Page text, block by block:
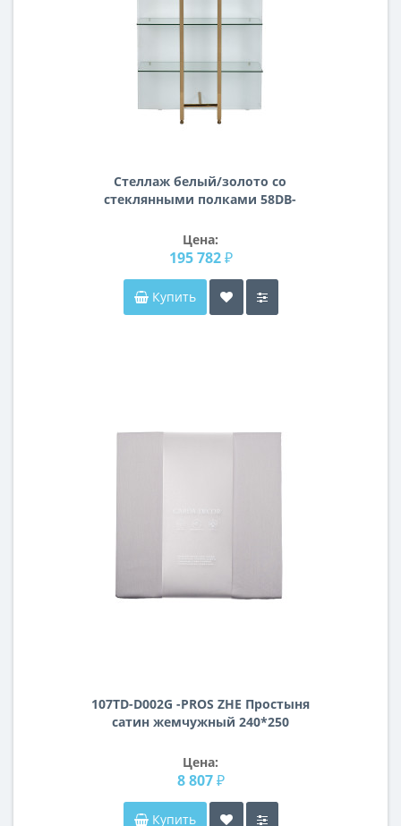
Стеллаж белый/золото со
стеклянными полками 58DB-
Цена:
195 782 ₽
Купить
107TD-D002G -PROS ZHE Простыня
сатин жемчужный 240*250
Цена:
8 807 ₽
Купить